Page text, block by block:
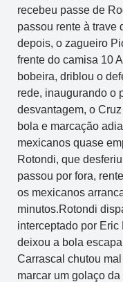
recebeu passe de
passou rente à trave
depois, o zagueiro
frente do camisa 10
bobeira, driblou o
rede, inaugurando o
desvantagem, o
bola e marcação
mexicanos quase
Rotondi, que
passou por fora,
os mexicanos
minutos.Rotondi
interceptado por Eric
deixou a bola
Carrascal chutou
marcar um golaço